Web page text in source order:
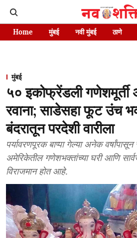
Home मुंबई नवी मुंबई ठाणे
मुंबई
५० इकोफ्रेंडली
रवाना; साडेसहा फूट उंच
बंदरातून परदेशी वारीला
पर्यावरणपूरक बाप्पा गेल्या अनेक वर्षांपासून
अमेरिकेतील गणेशभक्तांच्या घरी आणि
विराजमान होत आहे.